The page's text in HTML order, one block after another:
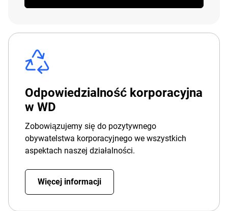
Odpowiedzialność korporacyjna
w WD
Zobowiązujemy się do pozytywnego
obywatelstwa korporacyjnego we wszystkich
aspektach naszej działalności.
Więcej informacji